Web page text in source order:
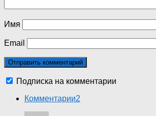
Имя
Email
Подписка на комментарии
Комментарии2